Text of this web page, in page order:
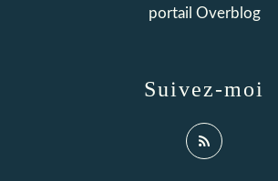
portail Overblog
Suivez-moi